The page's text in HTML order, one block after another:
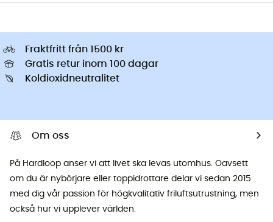
Fraktfritt från 1500 kr
Gratis retur inom 100 dagar
Koldioxidneutralitet
Om oss
På Hardloop anser vi att livet ska levas utomhus. Oavsett
om du är nybörjare eller toppidrottare delar vi sedan 2015
med dig vår passion för högkvalitativ friluftsutrustning, men
också hur vi upplever världen.